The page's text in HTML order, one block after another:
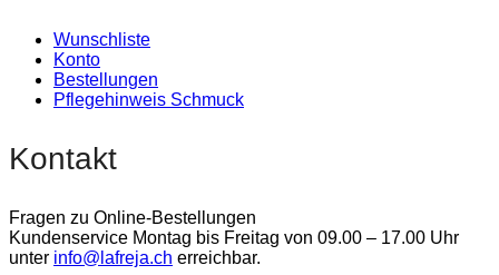
Wunschliste
Konto
Bestellungen
Pflegehinweis Schmuck
Kontakt
Fragen zu Online-Bestellungen
Kundenservice Montag bis Freitag von 09.00 – 17.00 Uhr
unter info@lafreja.ch erreichbar.